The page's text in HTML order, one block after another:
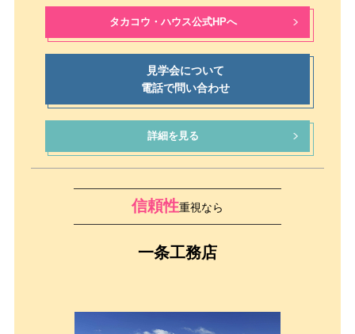
タカコウ・ハウス公式HPへ
見学会について
電話で問い合わせ
詳細を見る
信頼性重視なら
一条工務店